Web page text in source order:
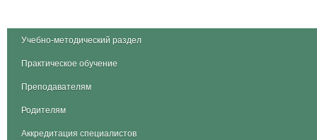
Учебно-методический раздел
Практическое обучение
Преподавателям
Родителям
Аккредитация специалистов